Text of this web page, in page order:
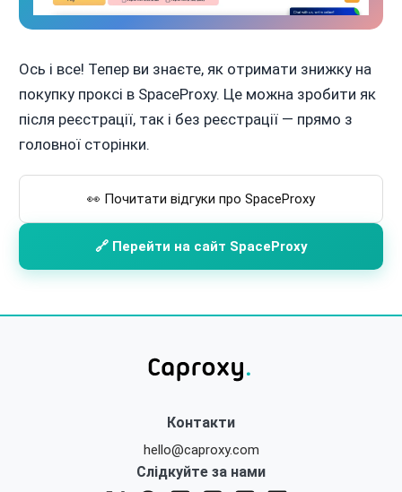
Ось і все! Тепер ви знаєте, як отримати знижку на
покупку проксі в SpaceProxy. Це можна зробити як
після реєстрації, так і без реєстрації — прямо з
головної сторінки.
👀 Почитати відгуки про SpaceProxy
🔗 Перейти на сайт SpaceProxy
Контакти
hello@caproxy.com
Слідкуйте за нами